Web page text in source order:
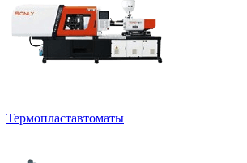
Термопластавтоматы